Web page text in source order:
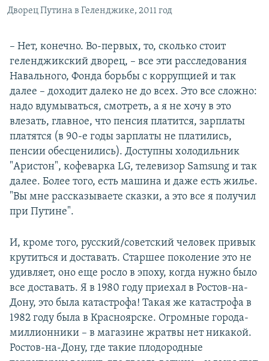
Дворец Путина в Геленджике, 2011 год
– Нет, конечно. Во-первых, то, сколько стоит
геленджикский дворец, – все эти расследования
Навального, Фонда борьбы с коррупцией и так
далее – доходит далеко не до всех. Это все сложно:
надо вдумываться, смотреть, а я не хочу в это
влезать, главное, что пенсия платится, зарплаты
платятся (в 90-е годы зарплаты не платились,
пенсии обесценились). Доступны холодильник
"Аристон", кофеварка LG, телевизор Samsung и так
далее. Более того, есть машина и даже есть жилье.
"Вы мне рассказываете сказки, а это все я получил
при Путине".
И, кроме того, русский/советский человек привык
крутиться и доставать. Старшее поколение это не
удивляет, оно еще росло в эпоху, когда нужно было
все доставать. Я в 1980 году приехал в Ростов-на-
Дону, это была катастрофа! Такая же катастрофа в
1982 году была в Красноярске. Огромные города-
миллионники – в магазине жратвы нет никакой.
Ростов-на-Дону, где такие плодородные